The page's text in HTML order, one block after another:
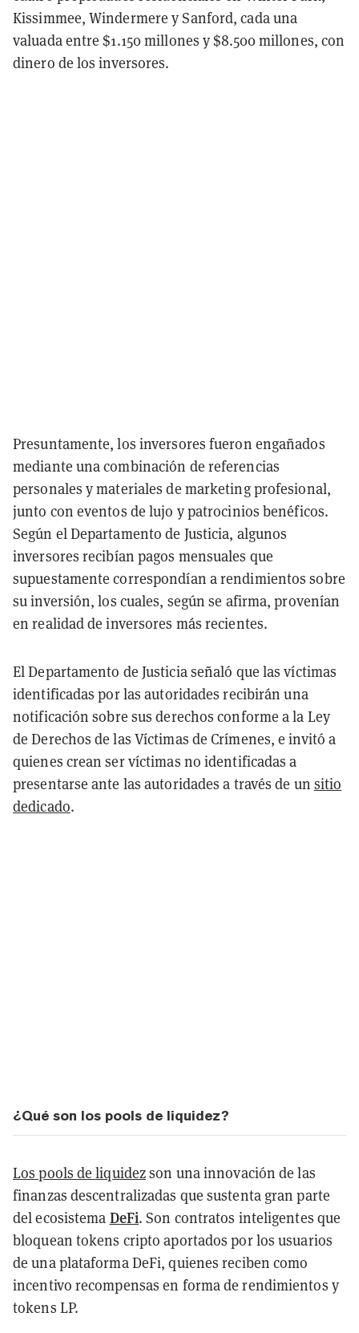
Kissimmee, Windermere y Sanford, cada una
valuada entre $1.150 millones y $8.500 millones, con
dinero de los inversores.
Presuntamente, los inversores fueron engañados
mediante una combinación de referencias
personales y materiales de marketing profesional,
junto con eventos de lujo y patrocinios benéficos.
Según el Departamento de Justicia, algunos
inversores recibían pagos mensuales que
supuestamente correspondían a rendimientos sobre
su inversión, los cuales, según se afirma, provenían
en realidad de inversores más recientes.
El Departamento de Justicia señaló que las víctimas
identificadas por las autoridades recibirán una
notificación sobre sus derechos conforme a la Ley
de Derechos de las Víctimas de Crímenes, e invitó a
quienes crean ser víctimas no identificadas a
presentarse ante las autoridades a través de un sitio
dedicado.
¿Qué son los pools de liquidez?
Los pools de liquidezson una innovación de las
finanzas descentralizadas que sustenta gran parte
del ecosistema DeFi. Son contratos inteligentes que
bloquean tokens cripto aportados por los usuarios
de una plataforma DeFi, quienes reciben como
incentivo recompensas en forma de rendimientos y
tokens LP.